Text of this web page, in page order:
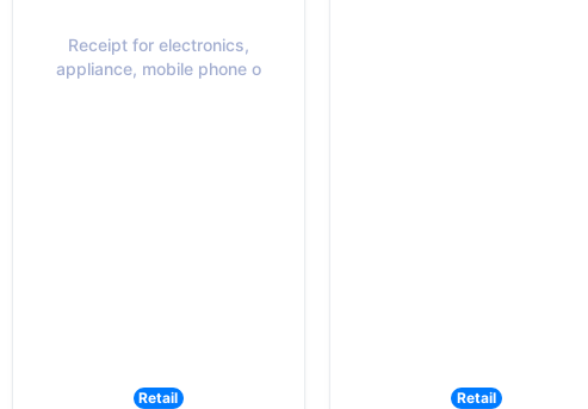
Receipt for electronics,
appliance, mobile phone o
Retail Retail